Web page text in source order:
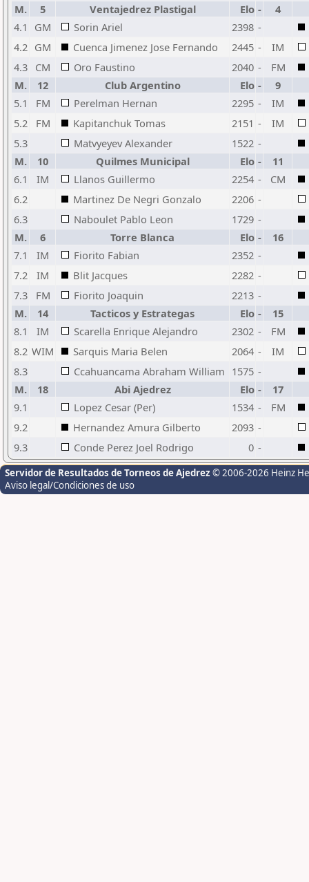
M.
5 Ventajedrez Plastigal Elo -
4
4.1
GM Sorin Ariel 2398 -
4.2 GM Cuenca Jimenez Jose Fernando 2445 -
IM
4.3 CM Oro Faustino 2040 -
FM
M.
12 Club Argentino Elo -
9
5.1
FM Perelman Hernan 2295 -
IM
5.2
FM Kapitanchuk Tomas 2151 -
IM
5.3
Matvyeyev Alexander 1522 -
M.
10 Quilmes Municipal Elo -
11
6.1
IM Llanos Guillermo 2254 -
CM
6.2
Martinez De Negri Gonzalo 2206 -
6.3
Naboulet Pablo Leon 1729 -
M.
6 Torre Blanca Elo -
16
7.1
IM Fiorito Fabian 2352 -
7.2
IM Blit Jacques 2282 -
7.3
FM Fiorito Joaquin 2213 -
M.
14 Tacticos y Estrategas Elo -
15
8.1
IM Scarella Enrique Alejandro 2302 -
FM
8.2 WIM Sarquis Maria Belen 2064 -
IM
8.3
Ccahuancama Abraham William 1575 -
M.
18 Abi Ajedrez Elo -
17
9.1
Lopez Cesar (Per) 1534 -
FM
9.2
Hernandez Amura Gilberto 2093 -
9.3
Conde Perez Joel Rodrigo 0 -
Servidor de Resultados de Torneos de Ajedrez © 2006-2026 Heinz
Aviso legal/Condiciones de uso